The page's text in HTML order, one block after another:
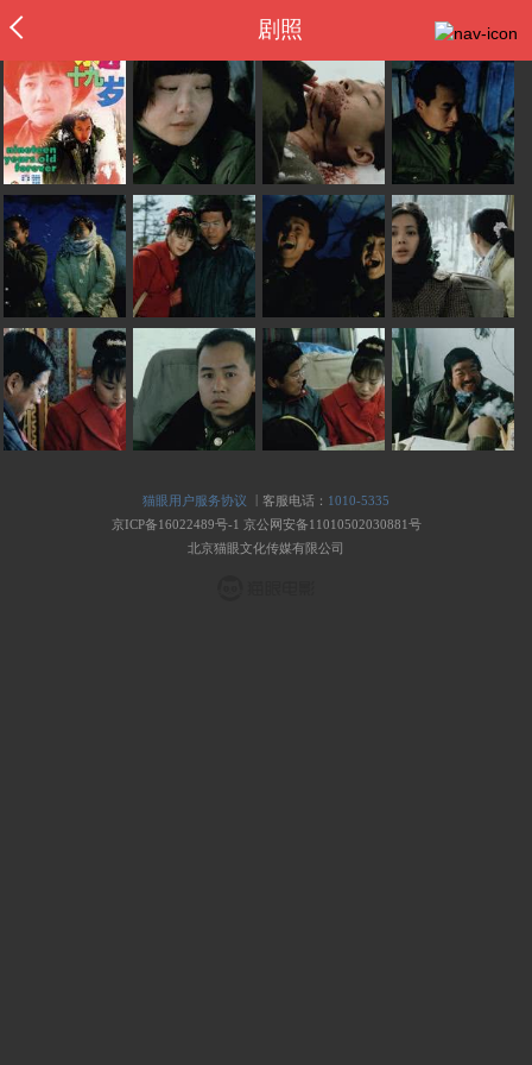
剧照
猫眼用户服务协议 客服电话： 1010-5335
京ICP备16022489号-1 京公网安备11010502030881号
北京猫眼文化传媒有限公司